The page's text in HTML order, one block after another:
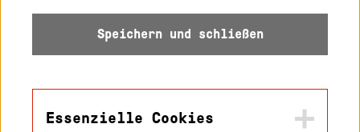
Datenschutz
Barrierefreiheit
Speichern und schließen
Essenzielle Cookies